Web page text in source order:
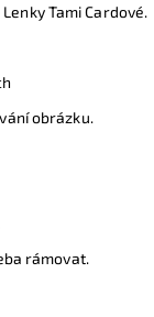
Tami Cardové.
obrázku.
rámovat.